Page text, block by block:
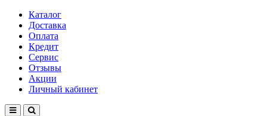
Каталог
Доставка
Оплата
Кредит
Сервис
Отзывы
Акции
Личный кабинет